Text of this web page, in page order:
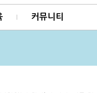
커뮤니티